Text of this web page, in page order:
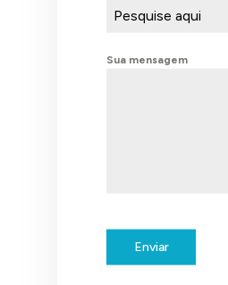
Pesquise aqui
Sua mensagem
Enviar